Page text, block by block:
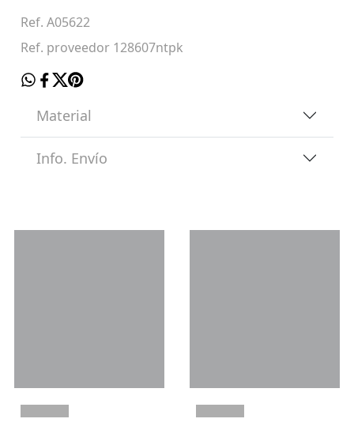
Ref. A05622
Ref. proveedor 128607ntpk
Material
Info. Envío